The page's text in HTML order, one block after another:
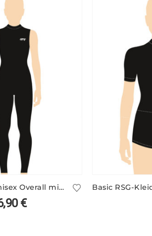
Ärmelloser Unisex Overall mit Stehbund – viele Farben
€